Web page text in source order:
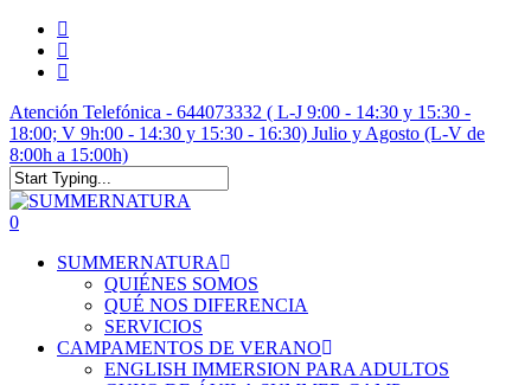
Skip
main
twitter
facebook
instagram
Atención Telefónica - 644073332 ( L-J 9:00 - 14:30 y 15:30 -
18:00; V 9h:00 - 14:30 y 15:30 - 16:30) Julio y Agosto (L-V de
8:00h a 15:00h)
Close
Search
account
0
SUMMERNATURA
QUIÉNES SOMOS
QUÉ NOS DIFERENCIA
SERVICIOS
CAMPAMENTOS DE VERANO
ENGLISH IMMERSION PARA ADULTOS